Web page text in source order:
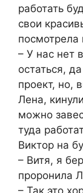
работать
свои
– У нас нет
остаться,
проект, но,
Лена,
можно
туда
Виктор на
– Витя, я
проронила
– Так это